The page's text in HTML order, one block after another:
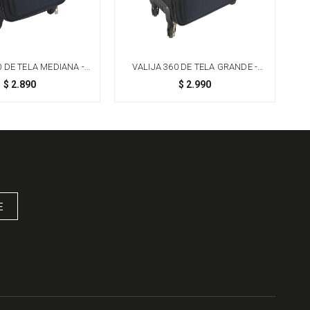
DE TELA MEDIANA -
NEGRO
$ 2.890
VALIJA 360 DE TELA GRANDE -
NEGRO
$ 2.990